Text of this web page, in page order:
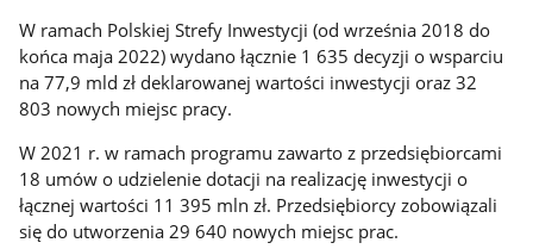
W ramach Polskiej Strefy Inwestycji (od września 2018 do
końca maja 2022) wydano łącznie 1 635 decyzji o wsparciu
na 77,9 mld zł deklarowanej wartości inwestycji oraz 32
803 nowych miejsc pracy.
W 2021 r. w ramach programu zawarto z przedsiębiorcami
18 umów o udzielenie dotacji na realizację inwestycji o
łącznej wartości 11 395 mln zł. Przedsiębiorcy zobowiązali
się do utworzenia 29 640 nowych miejsc prac.